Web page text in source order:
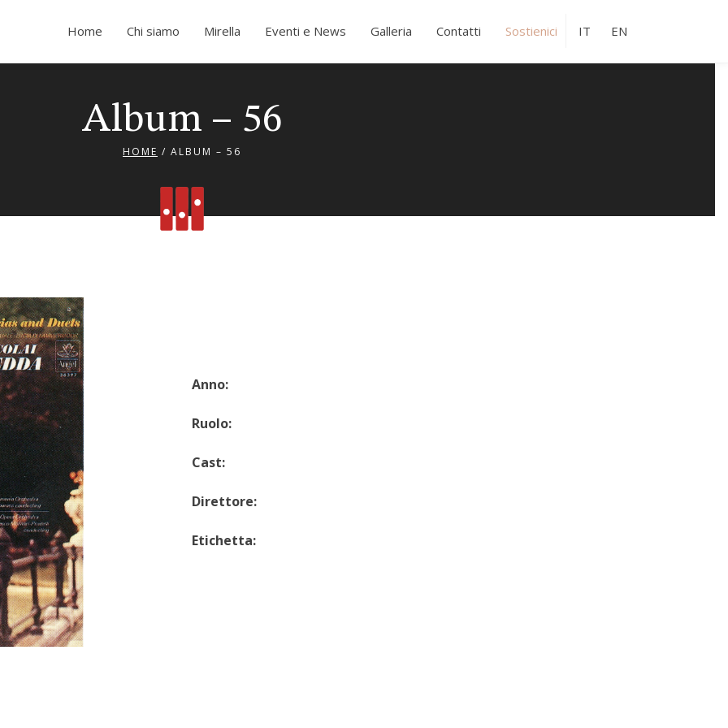
Home Chi siamo Mirella Eventi e News Galleria Contatti Sostienici IT EN
Album – 56
HOME / ALBUM – 56
Anno:
Ruolo:
Cast:
Direttore:
Etichetta: